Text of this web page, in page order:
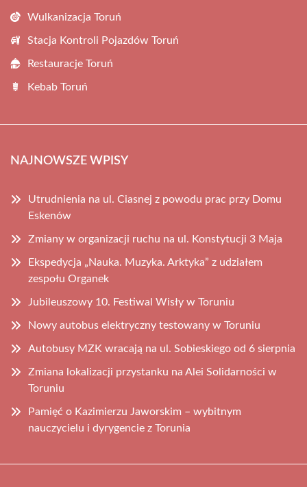
Wulkanizacja Toruń
Stacja Kontroli Pojazdów Toruń
Restauracje Toruń
Kebab Toruń
NAJNOWSZE WPISY
Utrudnienia na ul. Ciasnej z powodu prac przy Domu
Eskenów
Zmiany w organizacji ruchu na ul. Konstytucji 3 Maja
Ekspedycja „Nauka. Muzyka. Arktyka” z udziałem
zespołu Organek
Jubileuszowy 10. Festiwal Wisły w Toruniu
Nowy autobus elektryczny testowany w Toruniu
Autobusy MZK wracają na ul. Sobieskiego od 6 sierpnia
Zmiana lokalizacji przystanku na Alei Solidarności w
Toruniu
Pamięć o Kazimierzu Jaworskim – wybitnym
nauczycielu i dyrygencie z Torunia